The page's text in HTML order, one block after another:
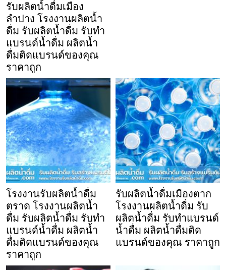
รับผลิตน้ำดื่มเมือง
ลำปาง โรงงานผลิตน้ำ
ดื่ม รับผลิตน้ำดื่ม รับทำ
แบรนด์น้ำดื่ม ผลิตน้ำ
ดื่มติดแบรนด์ของคุณ
ราคาถูก
โรงงานรับผลิตน้ำดื่ม
ตราด โรงงานผลิตน้ำ
ดื่ม รับผลิตน้ำดื่ม รับทำ
แบรนด์น้ำดื่ม ผลิตน้ำ
ดื่มติดแบรนด์ของคุณ
ราคาถูก
รับผลิตน้ำดื่มเมืองตาก
โรงงานผลิตน้ำดื่ม รับ
ผลิตน้ำดื่ม รับทำแบรนด์
น้ำดื่ม ผลิตน้ำดื่มติด
แบรนด์ของคุณ ราคาถูก